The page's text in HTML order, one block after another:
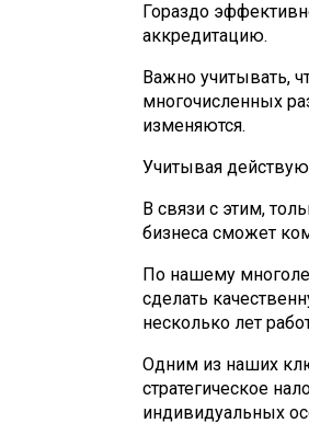
Гораздо
аккредитацию.
Важно учитывать,
многочисленных
изменяются.
Учитывая
В связи с этим,
бизнеса сможет
По нашему
сделать
несколько лет
Одним из наших
стратегическое
индивидуальных